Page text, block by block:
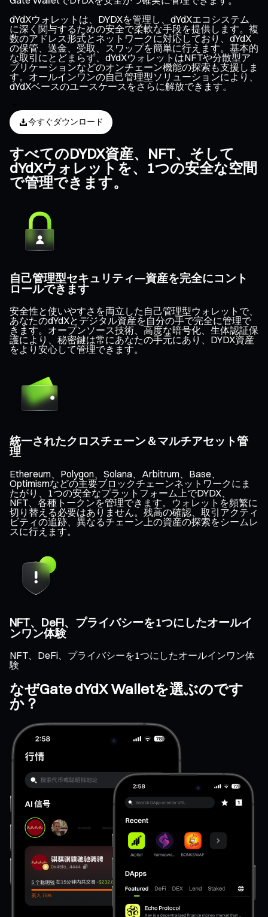
dYdXウォレットは、DYDXを管理し、dYdXエコシステム
に深く関与するための安全で柔軟な手段を提供します。複
数のアドレス形式とネットワークに対応しており、dYdX
の保管、送金、受取、スワップを簡単に行えます。基本的
な取引にとどまらず、dYdXウォレットはNFTや分散型ア
プリケーションなどのオンチェーン機能の探索も支援しま
す。オールインワンの自己管理型ソリューションにより、
dYdXベースのユースケースをさらに解放できます。
今すぐダウンロード
すべてのDYDX資産、NFT、そして
dYdXウォレットを、1つの安全な空間
で管理できます。
自己管理型セキュリティ—資産を完全にコント
ロールできます
安全性と使いやすさを両立した自己管理型ウォレットで、
あなたのdYdXとデジタル資産を自分の手で完全に管理で
きます。オープンソース技術、高度な暗号化、生体認証保
護により、秘密鍵は常にあなたの手元にあり、DYDX資産
をより安心して管理できます。
統一されたクロスチェーン＆マルチアセット管
理
Ethereum、Polygon、Solana、Arbitrum、Base、
Optimismなどの主要ブロックチェーンネットワークにま
たがり、1つの安全なプラットフォーム上でDYDX、
NFT、各種トークンを管理できます。ウォレットを頻繁に
切り替える必要はありません。残高の確認、取引アクティ
ビティの追跡、異なるチェーン上の資産の探索をシームレ
スに行えます。
NFT、DeFi、プライバシーを1つにしたオールイ
ンワン体験
NFT、DeFi、プライバシーを1つにしたオールインワン体
験
なぜGate dYdX Walletを選ぶのです
か？